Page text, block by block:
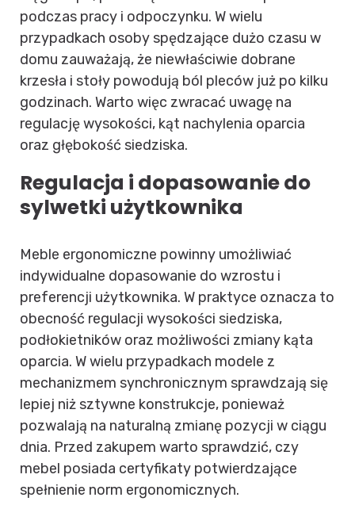
podczas pracy i odpoczynku. W wielu
przypadkach osoby spędzające dużo czasu w
domu zauważają, że niewłaściwie dobrane
krzesła i stoły powodują ból pleców już po kilku
godzinach. Warto więc zwracać uwagę na
regulację wysokości, kąt nachylenia oparcia
oraz głębokość siedziska.
Regulacja i dopasowanie do
sylwetki użytkownika
Meble ergonomiczne powinny umożliwiać
indywidualne dopasowanie do wzrostu i
preferencji użytkownika. W praktyce oznacza to
obecność regulacji wysokości siedziska,
podłokietników oraz możliwości zmiany kąta
oparcia. W wielu przypadkach modele z
mechanizmem synchronicznym sprawdzają się
lepiej niż sztywne konstrukcje, ponieważ
pozwalają na naturalną zmianę pozycji w ciągu
dnia. Przed zakupem warto sprawdzić, czy
mebel posiada certyfikaty potwierdzające
spełnienie norm ergonomicznych.